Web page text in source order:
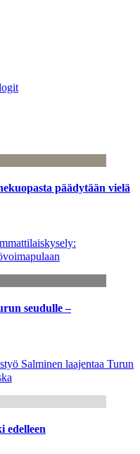
päädytään vielä
seudulle –
Salminen laajentaa Turun
edelleen